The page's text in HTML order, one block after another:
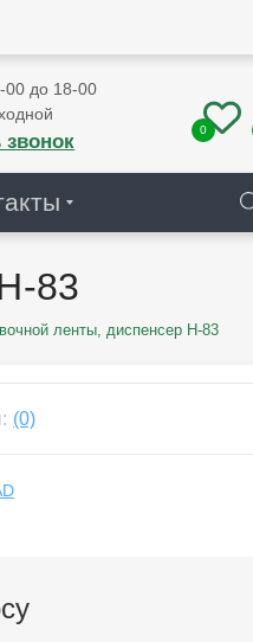
00 до 18-00
звонок
0
83
ленты, диспенсер H-83
(0)